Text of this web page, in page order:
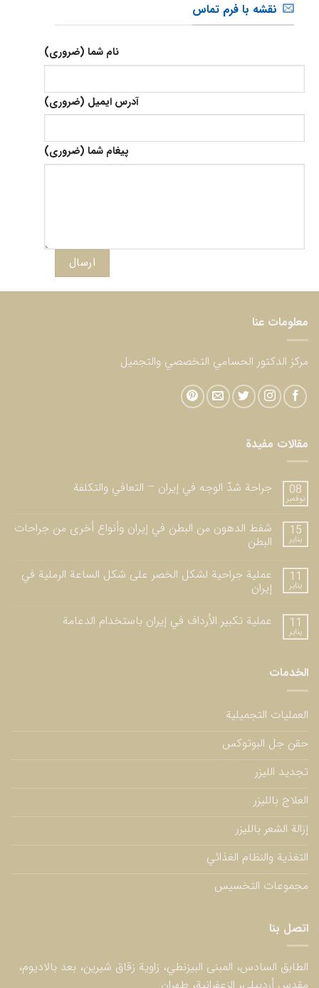
نقشه با فرم تماس
نام شما (ضروری)
آدرس ایمیل (ضروری)
پیغام شما (ضروری)
معلومات عنا
مركز الدكتور الحسامي التخصصي والتجميل
مقالات مفيدة
08
نوفمبر
جراحة شدّ الوجه في إيران – التعافي والتكلفة
15
يناير
شفط الدهون من البطن في إيران وأنواع أخرى من جراحات
البطن
11
يناير
عملية جراحية لشكل الخصر على شكل الساعة الرملية في
إيران
11
يناير
عملية تكبير الأرداف في إيران باستخدام الدعامة
الخدمات
العمليات التجميلية
حقن جل البوتوكس
تجديد الليزر
العلاج بالليزر
إزالة الشعر بالليزر
التغذية والنظام الغذائي
مجموعات التخسيس
اتصل بنا
الطابق السادس، المبنى البيزنطي، زاوية زقاق شيرين، بعد بالاديوم،